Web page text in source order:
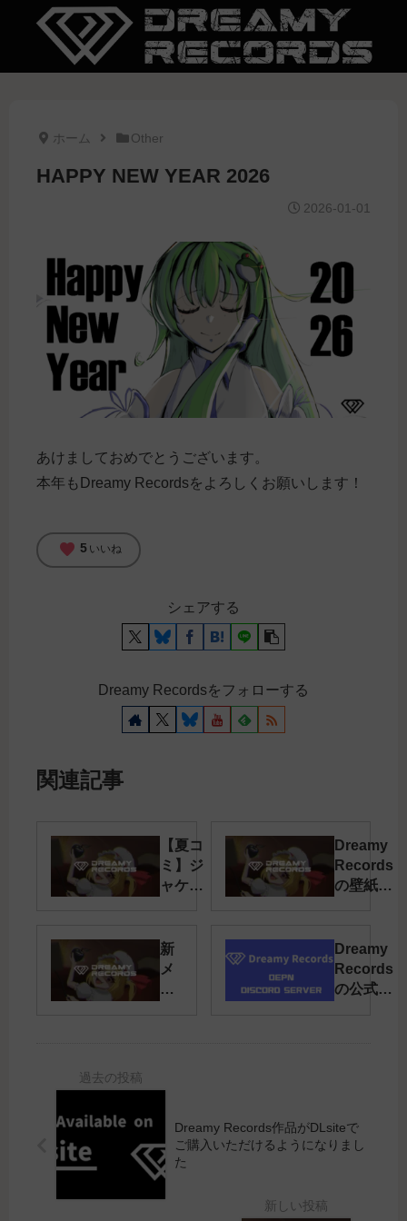
ホーム Other
HAPPY NEW YEAR 2026
2026-01-01
あけましておめでとうございます。
本年もDreamy Recordsをよろしくお願いします！
favorite 5 いいね
シェアする
Dreamy Recordsをフォローする
関連記事
【夏コ
ミ】ジ
ャケッ
し
た！！
Dreamy
Records
の壁紙配
新
メ
ン
の
ら
せ
Dreamy
Records
の公式
Dreamy Records作品がDLsiteで
ご購入いただけるようになりまし
た